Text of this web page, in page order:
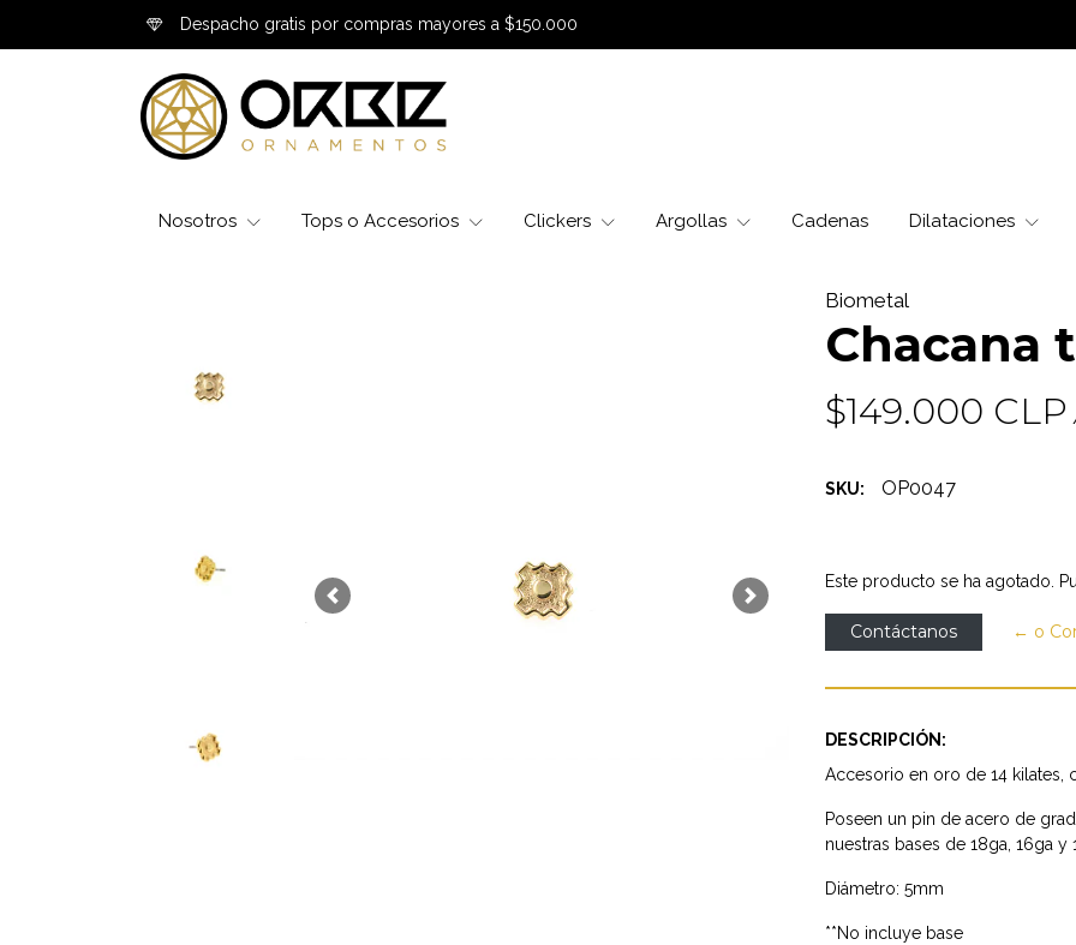
Despacho gratis por compras mayores a $150.000
Nosotros Tops o Accesorios Clickers Argollas Cadenas Dilataciones
Previous Next
Biometal
Chacana
$149.000 CLP
SKU: OP0047
Este producto se ha agotado.
Contáctanos ← o
DESCRIPCIÓN:
Accesorio en oro de 14
Poseen un pin de acero de
nuestras bases de 18ga, 16ga y
Diámetro: 5mm
**No incluye base